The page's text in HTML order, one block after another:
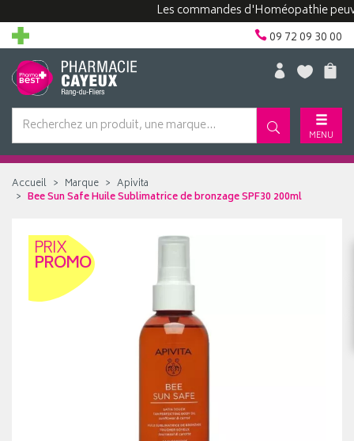
Les commandes d'Homéopathie peuvent
09 72 09 30 00
MENU
Accueil Marque
Apivita
Bee Sun Safe Huile Sublimatrice de bronzage SPF30 200ml
PRIX
PROMO